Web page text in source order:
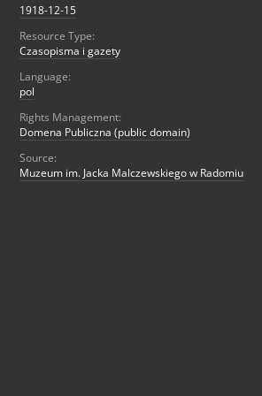
1918-12-15
Resource Type:
Czasopisma i gazety
Language:
pol
Rights Management:
Domena Publiczna (public domain)
Source:
Muzeum im. Jacka Malczewskiego w Radomiu